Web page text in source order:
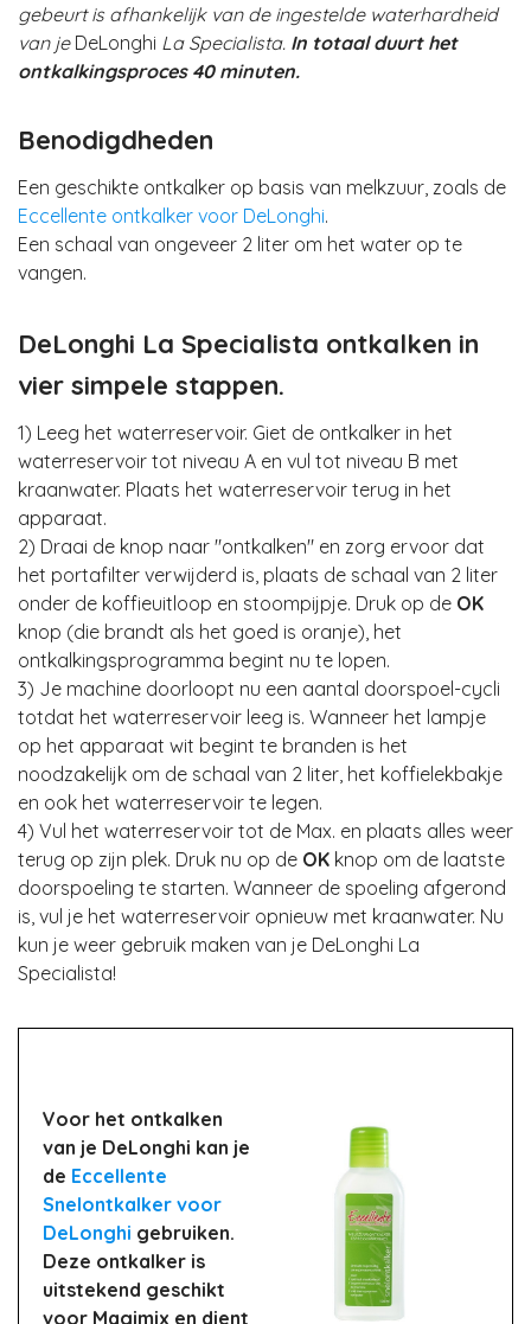
gebeurt is afhankelijk van de ingestelde waterhardheid
van jeDeLonghi La Specialista. In totaal duurt het
ontkalkingsproces 40 minuten.
Benodigdheden
Een geschikte ontkalker op basis van melkzuur, zoals de
Eccellente ontkalker voor DeLonghi.
Een schaal van ongeveer 2 liter om het water op te
vangen.
DeLonghi La Specialista ontkalken in
vier simpele stappen.
1) Leeg het waterreservoir. Giet de ontkalker in het
waterreservoir tot niveau A en vul tot niveau B met
kraanwater. Plaats het waterreservoir terug in het
apparaat.
2) Draai de knop naar "ontkalken" en zorg ervoor dat
het portafilter verwijderd is, plaats de schaal van 2 liter
onder de koffieuitloop en stoompijpje. Druk op de OK
knop (die brandt als het goed is oranje), het
ontkalkingsprogramma begint nu te lopen.
3) Je machine doorloopt nu een aantal doorspoel-cycli
totdat het waterreservoir leeg is. Wanneer het lampje
op het apparaat wit begint te branden is het
noodzakelijk om de schaal van 2 liter, het koffielekbakje
en ook het waterreservoir te legen.
4) Vul het waterreservoir tot de Max. en plaats alles weer
terug op zijn plek. Druk nu op de OK knop om de laatste
doorspoeling te starten. Wanneer de spoeling afgerond
is, vul je het waterreservoir opnieuw met kraanwater. Nu
kun je weer gebruik maken van je DeLonghi La
Specialista!
Voor het ontkalken
van je DeLonghi kan je
de Eccellente
Snelontkalker voor
DeLonghi gebruiken.
Deze ontkalker is
uitstekend geschikt
voor Magimix en dient